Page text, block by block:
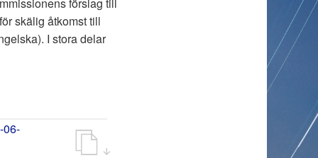
skälig åtkomst till
I stora delar
06-